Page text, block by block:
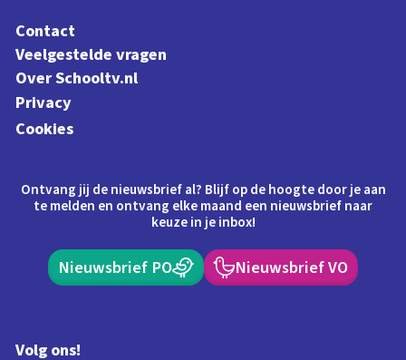
Contact
Veelgestelde vragen
Over Schooltv.nl
Privacy
Cookies
Ontvang jij de nieuwsbrief al? Blijf op de hoogte door je aan
te melden en ontvang elke maand een nieuwsbrief naar
keuze in je inbox!
Nieuwsbrief PO Nieuwsbrief VO
Volg ons!